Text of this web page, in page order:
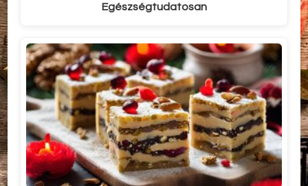
Egészségtudatosan